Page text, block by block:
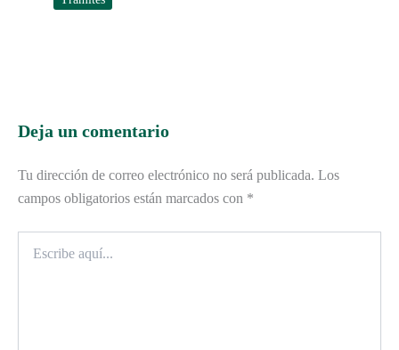
Deja un comentario
Tu dirección de correo electrónico no será publicada. Los
campos obligatorios están marcados con *
aquí...